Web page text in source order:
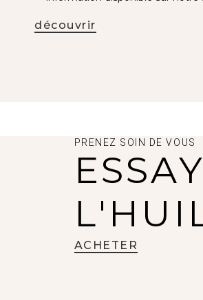
découvrir
PRENEZ SOIN DE VOUS
ACHETER